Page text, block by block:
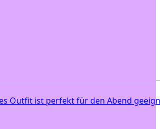
Outfit ist perfekt für den Abend